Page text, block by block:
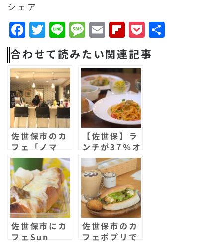
シェア
F
a
c
e
b
o
o
k
T
w
it
t
e
r
Li
n
e
M
e
s
s
a
g
e
E
m
a
il
F
li
p
b
o
a
r
d
P
o
c
合わせて読みたい関連記事
佐世保市のカ
フェ「ノマ
ド・コーヒ
ー」に行って
きた！島瀬美
術センターの
中にカフェが
あるんだっ
て！
【佐世保】ラ
ンチが37％オ
フ？！「カフ
ェドブラン
コ」で「閉店
までの感謝セ
ール」が開
催！
佐世保市にカ
フェSun
佐世保市のカ
フェポプリで